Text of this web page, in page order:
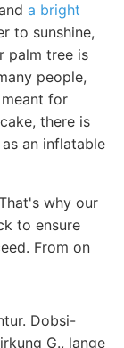
a bright
to sunshine,
palm tree is
people,
for
there is
an inflatable
why our
to ensure
From on
Dobsi-
G., lange